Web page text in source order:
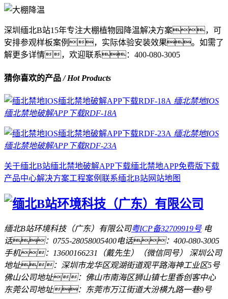
深圳缅北B站15年专注大棚植物园降温解决方案，可
安排参观样板案例，实际体验安装效果。如需了
解更多详情，欢迎联系：400-080-3005
猜你喜欢的产品/ Hot Products
缅北禁地IOS
缅北禁地破解APP下载RDF-18A
缅北禁地IOS
缅北禁地破解APP下载RDF-23A
关于缅北B站缅北禁地破解APP下载缅北禁地APP免费版下载
产品中心解决方案工程案例 联系缅北B站网站地图
缅北B站环境科技（广东）有限公司粤ICP备32709919号 电
话：0755-28058005400电话：400-080-3005
手机：13600166231（戴先生）（微信同号）
深圳公司
地址：深圳市龙华区观湖街道观平路海神工业区5号
佛山公司地址：佛山市南海区狮山镇七里香创客中心
东莞公司地址：东莞市万江街道大汾横九路一巷9号